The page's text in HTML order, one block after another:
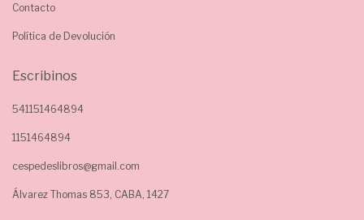
Contacto
Política de Devolución
Escribinos
541151464894
1151464894
cespedeslibros@gmail.com
Álvarez Thomas 853, CABA, 1427